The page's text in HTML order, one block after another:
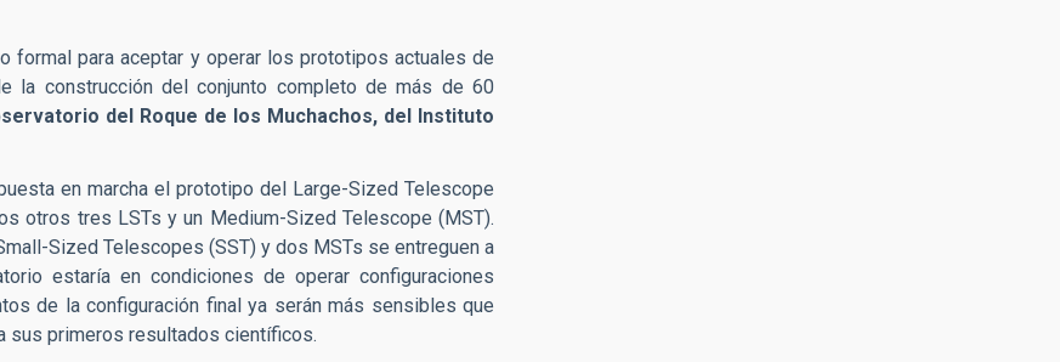
formal para aceptar y operar los prototipos actuales de
la construcción del conjunto completo de más de 60
del Roque de los Muchachos, del Instituto
en marcha el prototipo del Large-Sized Telescope
otros tres LSTs y un Medium-Sized Telescope (MST).
Sized Telescopes (SST) y dos MSTs se entreguen a
estaría en condiciones de operar configuraciones
de la configuración final ya serán más sensibles que
sus primeros resultados científicos.